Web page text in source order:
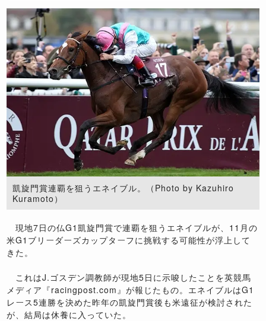
凱旋門賞連覇を狙うエネイブル。（Photo by Kazuhiro
Kuramoto）
現地7日の仏G1凱旋門賞で連覇を狙うエネイブルが、11月の
米G1ブリーダーズカップターフに挑戦する可能性が浮上して
きた。
これはJ.ゴスデン調教師が現地5日に示唆したことを英競馬
メディア『racingpost.com』が報じたもの。エネイブルはG1
レース5連勝を決めた昨年の凱旋門賞後も米遠征が検討された
が、結局は休養に入っていた。